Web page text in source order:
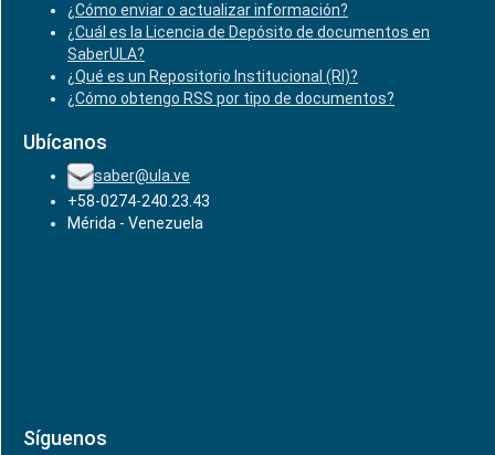
¿Cómo enviar o actualizar información?
¿Cuál es la Licencia de Depósito de documentos en
SaberULA?
¿Qué es un Repositorio Institucional (RI)?
¿Cómo obtengo RSS por tipo de documentos?
Ubícanos
saber@ula.ve
+58-0274-240.23.43
Mérida - Venezuela
Síguenos